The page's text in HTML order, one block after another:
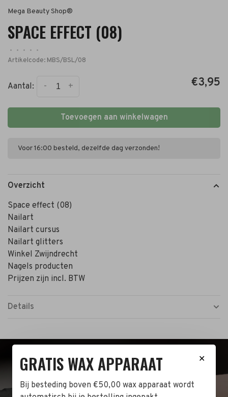
Mega Beauty Shop®
SPACE EFFECT (08)
• • • •
•
Artikelcode: MBS/BSL/08
Aantal: +
- €3,95
Toevoegen aan winkelwagen
Voor 16:00 besteld, dezelfde dag verzonden!
Overzicht
Space effect (08)
Nailart
Nailart cursus
Nailart glitters
Winkel Zwijndrecht
Nagels producten
Prijzen zijn incl. BTW
Details
BEZOEK DE WINKEL!
✕
GRATIS WAX APPARAAT
Bij besteding boven €50,00 wax apparaat wordt